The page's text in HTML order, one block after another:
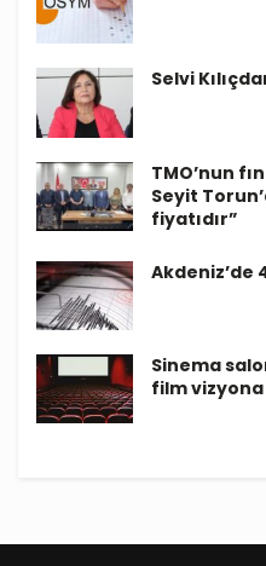
Selvi
TMO’nun
Seyit
fiyatıdır”
Akdeniz’de
Sinema
film